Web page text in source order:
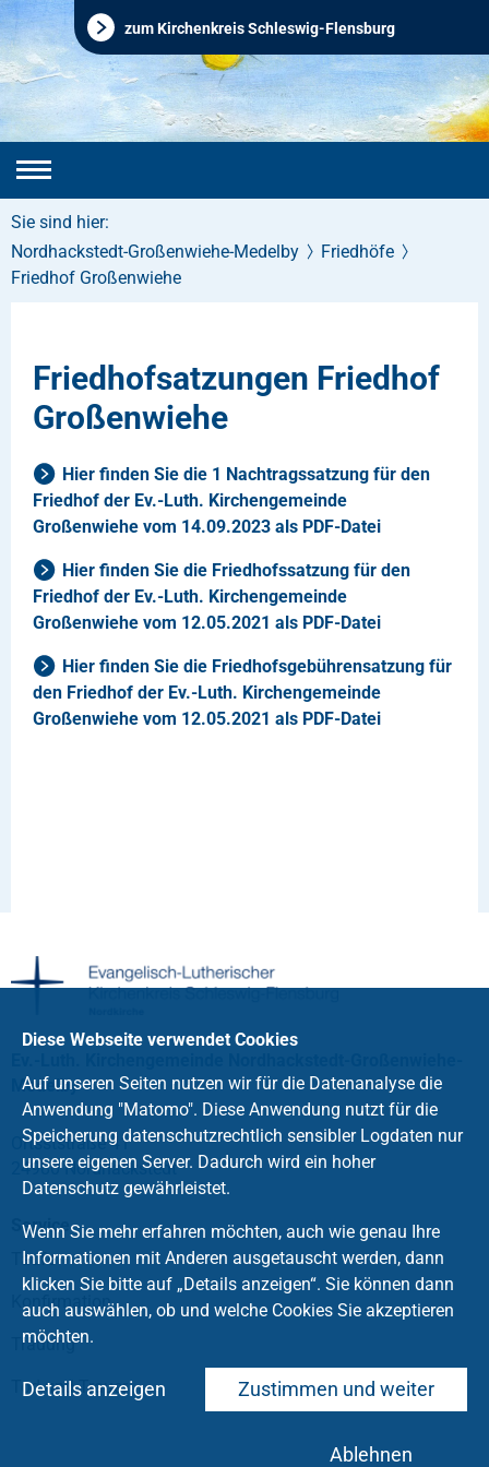
zum Kirchenkreis Schleswig-Flensburg
Sie sind hier:
Nordhackstedt-Großenwiehe-Medelby
Friedhöfe
Friedhof Großenwiehe
Friedhofsatzungen Friedhof
Großenwiehe
Hier finden Sie die 1 Nachtragssatzung für den
Friedhof der Ev.-Luth. Kirchengemeinde
Großenwiehe vom 14.09.2023 als PDF-Datei
Hier finden Sie die Friedhofssatzung für den
Friedhof der Ev.-Luth. Kirchengemeinde
Großenwiehe vom 12.05.2021 als PDF-Datei
Hier finden Sie die Friedhofsgebührensatzung für
den Friedhof der Ev.-Luth. Kirchengemeinde
Großenwiehe vom 12.05.2021 als PDF-Datei
Medelby
Ortsststraße 41
24980 Nordhackstedt
Service
Taufe
Konfirmation
Trauung
Tod und Trauer
Diese Webseite verwendet Cookies
Auf unseren Seiten nutzen wir für die Datenanalyse die
Anwendung "Matomo". Diese Anwendung nutzt für die
Speicherung datenschutzrechtlich sensibler Logdaten nur
unsere eigenen Server. Dadurch wird ein hoher
Datenschutz gewährleistet.
Wenn Sie mehr erfahren möchten, auch wie genau Ihre
Informationen mit Anderen ausgetauscht werden, dann
klicken Sie bitte auf „Details anzeigen“. Sie können dann
auch auswählen, ob und welche Cookies Sie akzeptieren
möchten.
Zustimmen und weiter
Details anzeigen
Ablehnen